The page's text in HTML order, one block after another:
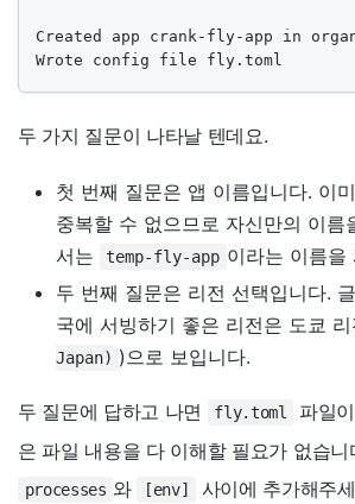
Created app crank-fly-app in
Wrote config file fly.toml
두 가지 질문이 나타날 텐데요.
첫 번째 질문은 앱 이름입니다. 이
중복할 수 없으므로 자신만의 이름
서는
temp-fly-app 이라는 이름을
두 번째 질문은 리전 선택입니다.
국에 서빙하기 좋은 리전은 도쿄
Japan) )으로 보입니다.
두 질문에 답하고 나면 fly.toml
파일
은 파일 내용을 다 이해할 필요가 없습니
processes 와 [env]
사이에 추가해주